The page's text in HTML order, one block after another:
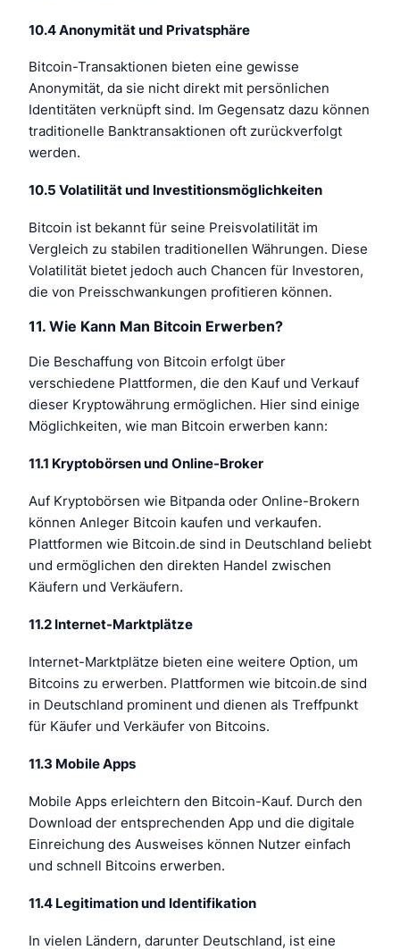
10.4 Anonymität und Privatsphäre
Bitcoin-Transaktionen bieten eine gewisse
Anonymität, da sie nicht direkt mit persönlichen
Identitäten verknüpft sind. Im Gegensatz dazu können
traditionelle Banktransaktionen oft zurückverfolgt
werden.
10.5 Volatilität und Investitionsmöglichkeiten
Bitcoin ist bekannt für seine Preisvolatilität im
Vergleich zu stabilen traditionellen Währungen. Diese
Volatilität bietet jedoch auch Chancen für Investoren,
die von Preisschwankungen profitieren können.
11. Wie Kann Man Bitcoin Erwerben?
Die Beschaffung von Bitcoin erfolgt über
verschiedene Plattformen, die den Kauf und Verkauf
dieser Kryptowährung ermöglichen. Hier sind einige
Möglichkeiten, wie man Bitcoin erwerben kann:
11.1 Kryptobörsen und Online-Broker
Auf Kryptobörsen wie Bitpanda oder Online-Brokern
können Anleger Bitcoin kaufen und verkaufen.
Plattformen wie Bitcoin.de sind in Deutschland beliebt
und ermöglichen den direkten Handel zwischen
Käufern und Verkäufern.
11.2 Internet-Marktplätze
Internet-Marktplätze bieten eine weitere Option, um
Bitcoins zu erwerben. Plattformen wie bitcoin.de sind
in Deutschland prominent und dienen als Treffpunkt
für Käufer und Verkäufer von Bitcoins.
11.3 Mobile Apps
Mobile Apps erleichtern den Bitcoin-Kauf. Durch den
Download der entsprechenden App und die digitale
Einreichung des Ausweises können Nutzer einfach
und schnell Bitcoins erwerben.
11.4 Legitimation und Identifikation
In vielen Ländern, darunter Deutschland, ist eine